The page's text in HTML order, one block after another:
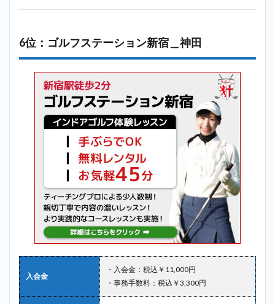
6位：ゴルフステーション新宿＿神田
入会金
・入会金：税込￥11,000円
・事務手数料：税込￥3,300円